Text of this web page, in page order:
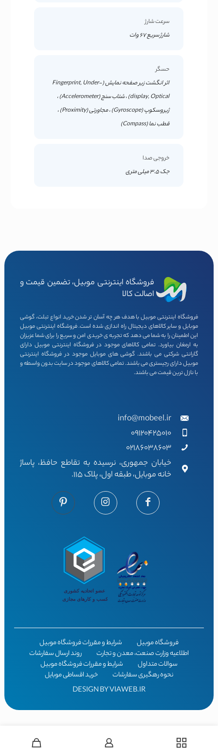
سرعت شارژ
شارژ سریع 67 وات
حسگر
اثر انگشت زیر صفحه نمایش (Fingerprint, Under-
display, Optical) ، شتاب سنج (Accelerometer) ،
ژیروسکوپ (Gyroscope) ، مجاورتی (Proximity) ،
قطب نما (Compass)
خروجی صدا
جک 3.5 میلی متری
فروشگاه اینترنتی موبیل، تضمین قیمت و
اصالت کالا
فروشگاه اینترنتی موبیل با هدف هر چه آسان تر شدن خرید انواع تبلت، گوشی
موبایل و سایر کالاهای دیجیتال راه اندازی شده است. فروشگاه اینترنتی موبیل
این اطمینان را به شما می دهد که تجربه ی خریدی امن و سریع را برای شما عزیزان
به ارمغان بیاورد. تمامی کالاهای موجود در فروشگاه اینترنتی موبیل دارای
گارانتی شرکتی می باشند. گوشی های موبایل موجود در فروشگاه اینترنتی
موبیل دارای رجیستری می باشند. تمامی کالاهای موجود در سایت بدون واسطه و
با نازل ترین قیمت می باشند.
info@mobeel.ir
09120425010
02186038603
خیابان جمهوری، نرسیده به تقاطع حافظ، پاساژ
خانه موبایل، طبقه اول، پلاک 115.
فروشگاه موبیل
شرایط و مقررات فروشگاه موبیل
اطلاعیه وزارت صنعت، معدن و تجارت
روند ارسال سفارشات
سوالات متداول
شرایط و مقررات فروشگاه موبیل
نحوه رهگیری سفارشات
خرید اقساطی موبایل
DESIGN BYVIAWEB.IR